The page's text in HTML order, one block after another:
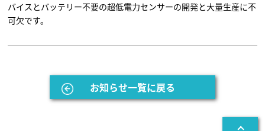
バイスとバッテリー不要の超低電力センサーの開発と大量生産に不
可欠です。
お知らせ一覧に戻る